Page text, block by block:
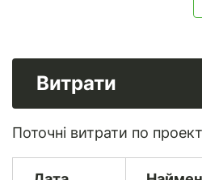
Витрати
Поточні витрати по